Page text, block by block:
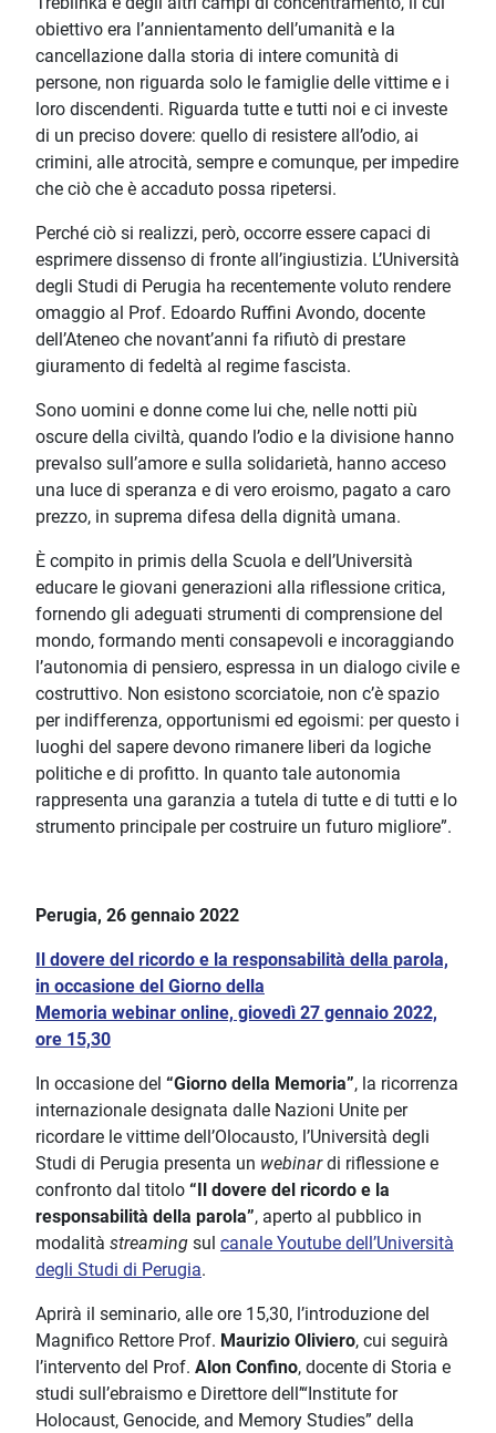
obiettivo era l’annientamento dell’umanità e la
cancellazione dalla storia di intere comunità di
persone, non riguarda solo le famiglie delle vittime e i
loro discendenti. Riguarda tutte e tutti noi e ci investe
di un preciso dovere: quello di resistere all’odio, ai
crimini, alle atrocità, sempre e comunque, per impedire
che ciò che è accaduto possa ripetersi.
Perché ciò si realizzi, però, occorre essere capaci di
esprimere dissenso di fronte all’ingiustizia. L’Università
degli Studi di Perugia ha recentemente voluto rendere
omaggio al Prof. Edoardo Ruffini Avondo, docente
dell’Ateneo che novant’anni fa rifiutò di prestare
giuramento di fedeltà al regime fascista.
Sono uomini e donne come lui che, nelle notti più
oscure della civiltà, quando l’odio e la divisione hanno
prevalso sull’amore e sulla solidarietà, hanno acceso
una luce di speranza e di vero eroismo, pagato a caro
prezzo, in suprema difesa della dignità umana.
È compito in primis della Scuola e dell’Università
educare le giovani generazioni alla riflessione critica,
fornendo gli adeguati strumenti di comprensione del
mondo, formando menti consapevoli e incoraggiando
l’autonomia di pensiero, espressa in un dialogo civile e
costruttivo. Non esistono scorciatoie, non c’è spazio
per indifferenza, opportunismi ed egoismi: per questo i
luoghi del sapere devono rimanere liberi da logiche
politiche e di profitto. In quanto tale autonomia
rappresenta una garanzia a tutela di tutte e di tutti e lo
strumento principale per costruire un futuro migliore”.
Perugia, 26 gennaio 2022
Il dovere del ricordo e la responsabilità della parola,
in occasione del Giorno della
Memoria webinar online, giovedì 27 gennaio 2022,
ore 15,30
In occasione del “Giorno della Memoria”, la ricorrenza
internazionale designata dalle Nazioni Unite per
ricordare le vittime dell’Olocausto, l’Università degli
Studi di Perugia presenta un webinardi riflessione e
confronto dal titolo “Il dovere del ricordo e la
responsabilità della parola”, aperto al pubblico in
modalità streaming sul canale Youtube dell’Università
degli Studi di Perugia.
Aprirà il seminario, alle ore 15,30, l’introduzione del
Magnifico Rettore Prof. Maurizio Oliviero, cui seguirà
l’intervento del Prof. Alon Confino, docente di Storia e
studi sull’ebraismo e Direttore dell’“Institute for
Holocaust, Genocide, and Memory Studies” della